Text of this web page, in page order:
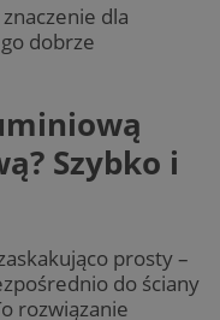
dla
dobrze
Szybko i
prosty –
do ściany
rozwiązanie